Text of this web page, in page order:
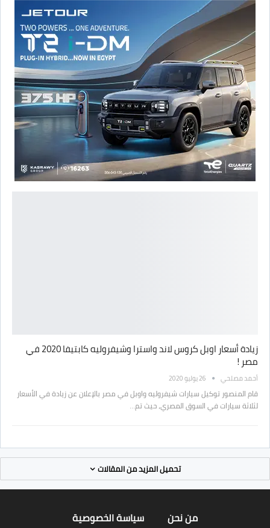
زيادة أسعار اوبل كروس لاند واسترا وشيفروليه كابتيفا 2020 في
مصر !
أحمد مصلحي 26 يوليو 2020
قام المنصور توكيل سيارات شيفروليه واوبل في مصر بالإعلان عن زيادة في الأسعار
لثلاثة سيارات في السوق المصري، حيث تم…
تحميل المزيد من المقالات
من نحن سياسة الخصوصية